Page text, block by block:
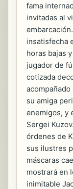
fama
invitadas al
insatisfecha
horas bajas
jugador de
cotizada
su amiga
enemigos, y
Sergei
órdenes de
sus ilustres
máscaras
mostrará en
inimitable